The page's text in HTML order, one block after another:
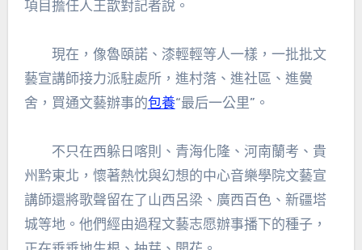
項目擔任人王歆對記者說。
現在，像魯頤諾、漆輕輕等人一樣，一批批文
藝宣講師接力派駐處所，進村落、進社區、進黌
舍，買通文藝辦事的包養“最后一公里”。
不只在西躲日喀則、青海化隆、河南蘭考、貴
州黔東北，懷著熱忱與幻想的中心音樂學院文藝宣
講師還將歌聲留在了山西呂梁、廣西百色、新疆塔
城等地。他們經由過程文藝志愿辦事播下的種子，